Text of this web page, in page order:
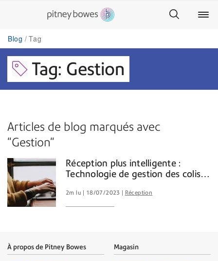
Blog Tag
Tag: Gestion
Articles de blog marqués avec
"Gestion"
Réception plus intelligente :
Technologie de gestion des colis
2m lu 18/07/2023 Réception
À propos de Pitney Bowes Magasin